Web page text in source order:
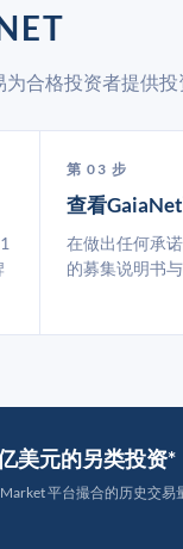
合格投资者提供投
第 03 步
查看
在做出任何承
的募集说明书与
美元的另类投资*
平台撮合的历史交